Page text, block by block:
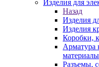
Изделия для
Назад
Изделия
Изделия
Коробки,
Арматура
материалы
Разъемы,